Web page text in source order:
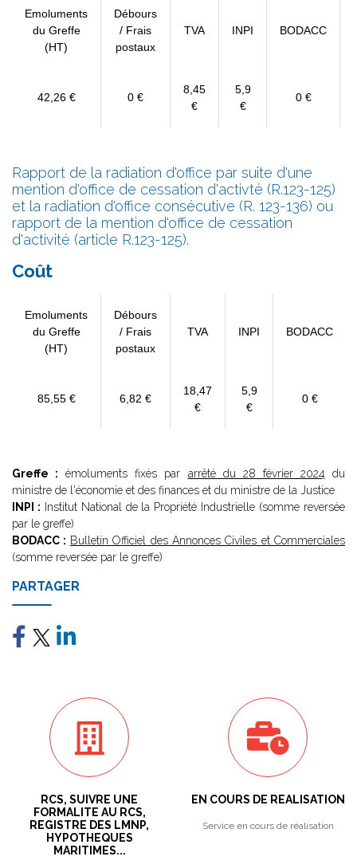
Emoluments
du Greffe
(HT)
Débours
/ Frais
postaux
TVA INPI BODACC
42,26 € 0 €
8,45
€
5,9
€
0 €
Rapport de la radiation d'office par suite d'une
mention d'office de cessation d'activté (R.123-125)
et la radiation d'office consécutive (R. 123-136) ou
rapport de la mention d'office de cessation
d'activité (article R.123-125).
Coût
Emoluments
du Greffe
(HT)
Débours
/ Frais
postaux
TVA INPI BODACC
85,55 € 6,82 €
18,47
€
5,9
€
0 €
Greffe : émoluments fixés par arrêté du 28 février 2024 du
ministre de l'économie et des finances et du ministre de la Justice
INPI : Institut National de la Propriété Industrielle (somme reversée
par le greffe)
BODACC : Bulletin Officiel des Annonces Civiles et Commerciales
(somme reversée par le greffe)
PARTAGER
RCS, SUIVRE UNE
FORMALITE AU RCS,
REGISTRE DES LMNP,
HYPOTHEQUES
MARITIMES...
EN COURS DE REALISATION
Service en cours de réalisation